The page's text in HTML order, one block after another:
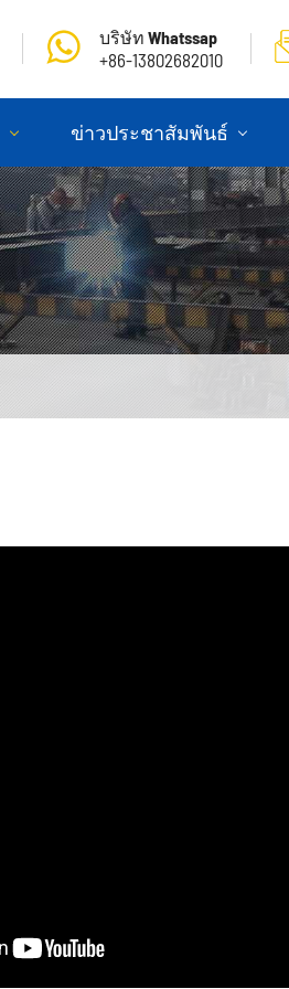
บริษัท Whatssap
+86-13802682010
ข่าวประชาสัมพันธ์